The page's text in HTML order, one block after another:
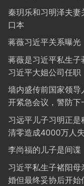
秦玥乐和习明泽夫
口本
蒋薇习近平关系曝光
蒋薇是习近平私生
习近平大姐公司任职
墙内盛传前国家领
开紧急会议，警防下
习远平儿子习明正
清零造成4000万人
李尚福的儿子是间谍
习近平私生子褚阳
婚但最终妥协后开始